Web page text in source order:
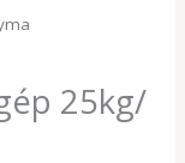
25kg/